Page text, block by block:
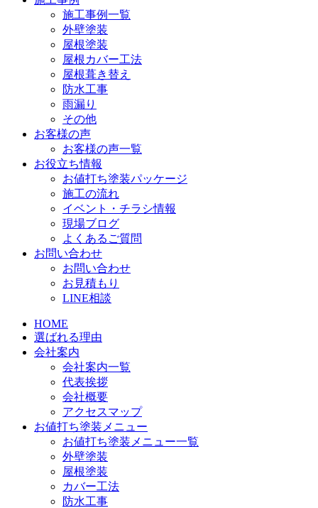
施工事例一覧
外壁塗装
屋根塗装
屋根カバー工法
屋根葺き替え
防水工事
雨漏り
その他
お客様の声
お客様の声一覧
お役立ち情報
お値打ち塗装パッケージ
施工の流れ
イベント・チラシ情報
現場ブログ
よくあるご質問
お問い合わせ
お問い合わせ
お見積もり
LINE相談
HOME
選ばれる理由
会社案内
会社案内一覧
代表挨拶
会社概要
アクセスマップ
お値打ち塗装メニュー
お値打ち塗装メニュー一覧
外壁塗装
屋根塗装
カバー工法
防水工事